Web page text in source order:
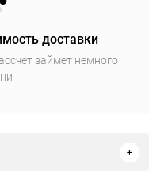
доставки
займет немного